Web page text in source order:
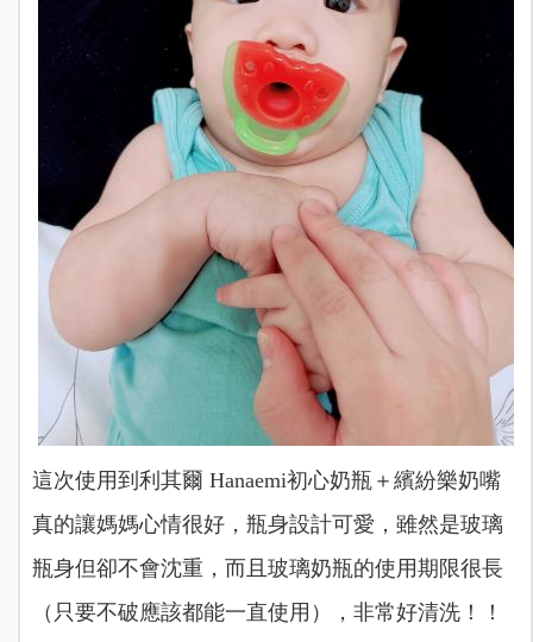
這次使用到利其爾 Hanaemi初心奶瓶＋繽紛樂奶嘴
真的讓媽媽心情很好，瓶身設計可愛，雖然是玻璃
瓶身但卻不會沈重，而且玻璃奶瓶的使用期限很長
（只要不破應該都能一直使用），非常好清洗！！